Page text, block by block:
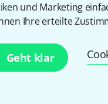
und Marketing
Ihre erteilte
Geht klar
Phantomspeisung
Klinken-Anschlüsse
MIDI Schnittstelle